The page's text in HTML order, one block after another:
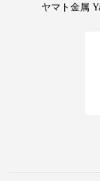
ヤマト金属